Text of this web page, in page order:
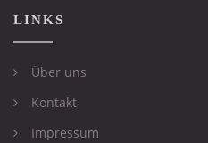
LINKS
Über uns
Kontakt
Impressum